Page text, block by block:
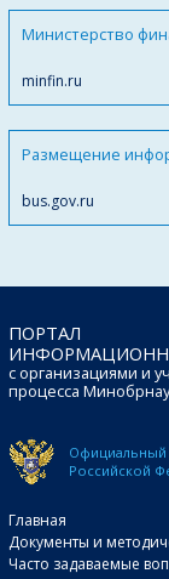
Министерство
minfin.ru
Размещение
bus.gov.ru
ПОРТАЛ
с организациями и
процесса
Официальный
Российской
Главная
Документы и
Часто задаваемые